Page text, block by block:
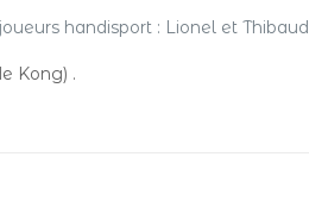
handisport : Lionel et
Kong) .